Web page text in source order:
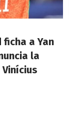
ficha a Yan
la